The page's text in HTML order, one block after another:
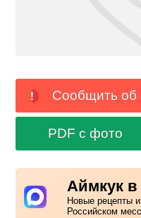
Сообщить об
PDF с фото
Аймкук в
Новые рецепты
Российском